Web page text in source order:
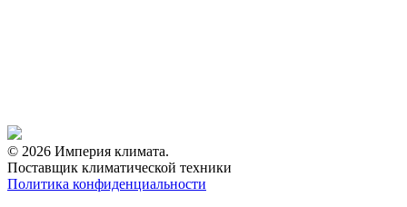
© 2026 Империя климата.
Поставщик климатической техники
Политика конфиденциальности